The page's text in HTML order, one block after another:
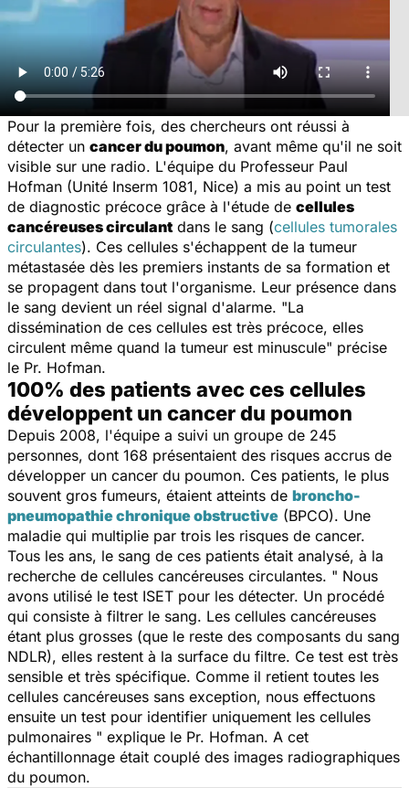
Pour la première fois, des chercheurs ont réussi à
détecter un cancer du poumon, avant même qu'il ne soit
visible sur une radio. L'équipe du Professeur Paul
Hofman (Unité Inserm 1081, Nice) a mis au point un test
de diagnostic précoce grâce à l'étude de cellules
cancéreuses circulant dans le sang (cellules tumorales
circulantes). Ces cellules s'échappent de la tumeur
métastasée dès les premiers instants de sa formation et
se propagent dans tout l'organisme. Leur présence dans
le sang devient un réel signal d'alarme. "La
dissémination de ces cellules est très précoce, elles
circulent même quand la tumeur est minuscule" précise
le Pr. Hofman.
100% des patients avec ces cellules
développent un cancer du poumon
Depuis 2008, l'équipe a suivi un groupe de 245
personnes, dont 168 présentaient des risques accrus de
développer un cancer du poumon. Ces patients, le plus
souvent gros fumeurs, étaient atteints de broncho-
pneumopathie chronique obstructive (BPCO). Une
maladie qui multiplie par trois les risques de cancer.
Tous les ans, le sang de ces patients était analysé, à la
recherche de cellules cancéreuses circulantes. " Nous
avons utilisé le test ISET pour les détecter. Un procédé
qui consiste à filtrer le sang. Les cellules cancéreuses
étant plus grosses (que le reste des composants du sang
NDLR), elles restent à la surface du filtre. Ce test est très
sensible et très spécifique. Comme il retient toutes les
cellules cancéreuses sans exception, nous effectuons
ensuite un test pour identifier uniquement les cellules
pulmonaires " explique le Pr. Hofman. A cet
échantillonnage était couplé des images radiographiques
du poumon.